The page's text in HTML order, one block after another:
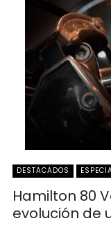
DESTACADOS
Hamilton 80
evolución de